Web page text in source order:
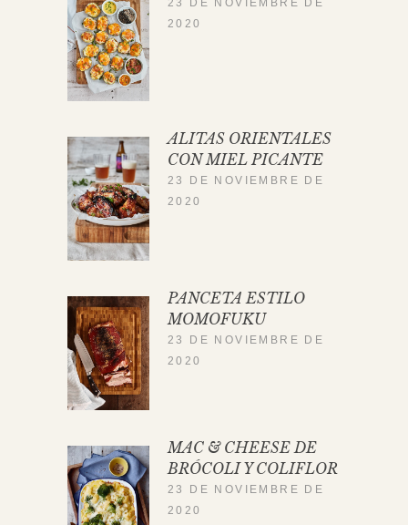
2020
ALITAS ORIENTALES
CON MIEL PICANTE
23 DE NOVIEMBRE DE
2020
PANCETA ESTILO
MOMOFUKU
23 DE NOVIEMBRE DE
2020
MAC & CHEESE DE
BRÓCOLI Y COLIFLOR
23 DE NOVIEMBRE DE
2020